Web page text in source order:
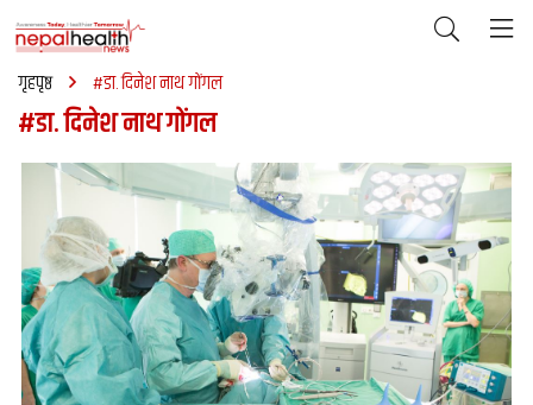
गृहपृष्ठ #डा. दिनेश नाथ गोंगल
#डा. दिनेश नाथ गोंगल